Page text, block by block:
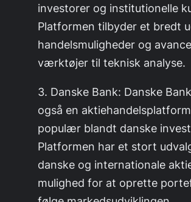
investorer og institutionelle
Platformen tilbyder et bredt
handelsmuligheder og
værktøjer til teknisk analyse.
3. Danske Bank: Danske
også en
populær blandt danske
Platformen har et stort
danske og internationale
mulighed for at oprette